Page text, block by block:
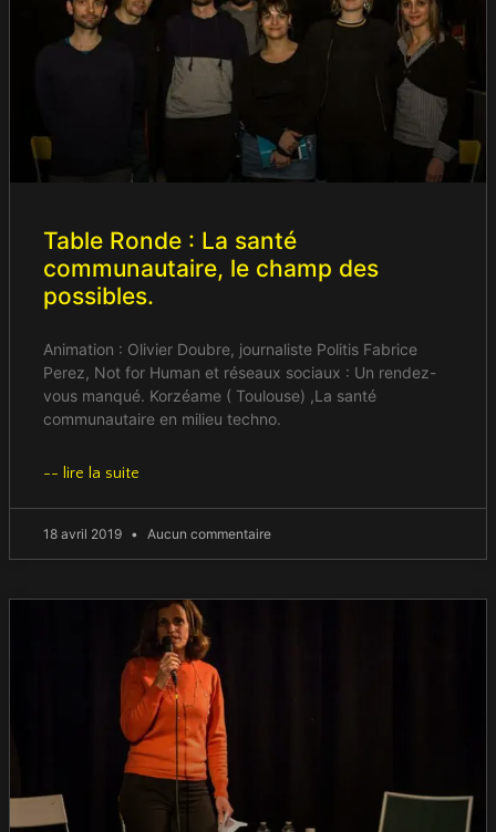
Table Ronde : La santé
communautaire, le champ des
possibles.
Animation : Olivier Doubre, journaliste Politis Fabrice
Perez, Not for Human et réseaux sociaux : Un rendez-
vous manqué. Korzéame ( Toulouse) ,La santé
communautaire en milieu techno.
-- lire la suite
18 avril 2019 Aucun commentaire